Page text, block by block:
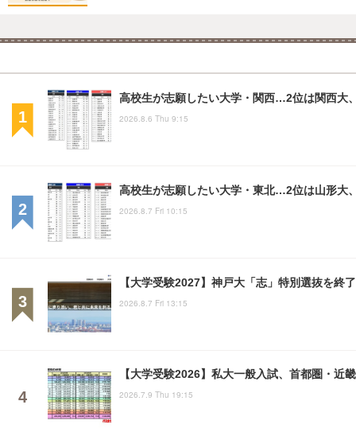
高校生が志願したい大学・関西…2位は関西大
2026.8.6 Thu 9:15
高校生が志願したい大学・東北…2位は山形大
2026.8.7 Fri 10:15
【大学受験2027】神戸大「志」特別選抜を終了
2026.8.7 Fri 13:15
【大学受験2026】私大一般入試、首都圏・近
2026.7.9 Thu 19:15